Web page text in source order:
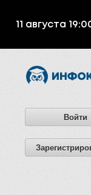
11 августа
Войти